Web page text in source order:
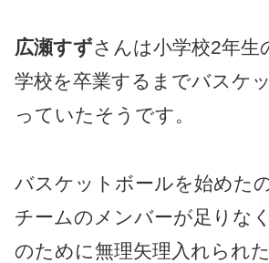
広瀬すずさんは小学校2年生
学校を卒業するまでバスケ
っていたそうです。
バスケットボールを始めた
チームのメンバーが足りな
のために無理矢理入れられ